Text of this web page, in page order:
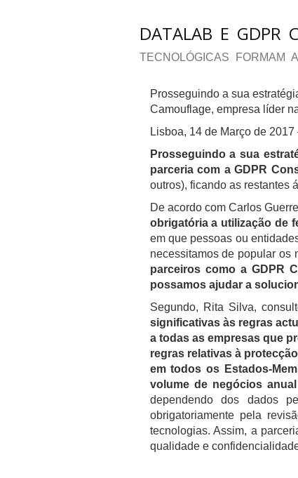
DATALAB E GDPR
TECNOLÓGICAS FORMAM
Prosseguindo a sua
Camouflage, empresa líder
Lisboa, 14 de Março de
Prosseguindo a sua
parceria com a GDPR
outros), ficando as restantes
De acordo com Carlos
obrigatória a utilização de
em que pessoas ou
necessitamos de popular
parceiros como a GDPR
possamos ajudar a
Segundo, Rita Silva,
significativas às regras
a todas as empresas que
regras relativas à
em todos os Estados-
volume de negócios
dependendo dos dados
obrigatoriamente pela
tecnologias. Assim, a
qualidade e